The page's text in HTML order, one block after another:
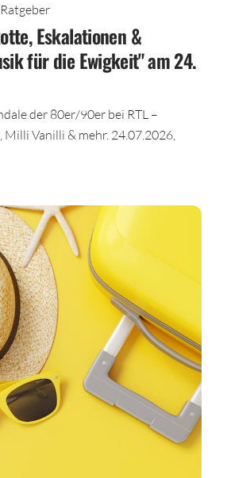
Eskalationen &
für die Ewigkeit" am 24.
der 80er/90er bei RTL –
Vanilli & mehr. 24.07.2026,